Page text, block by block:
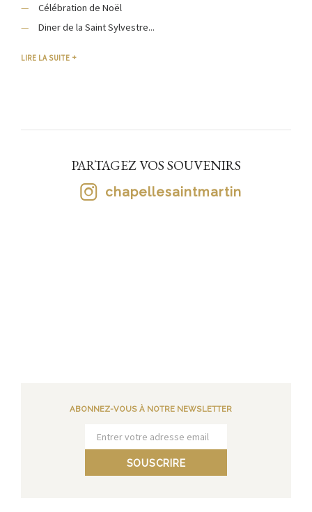
Célébration de Noël
Diner de la Saint Sylvestre...
LIRE LA SUITE
PARTAGEZ VOS SOUVENIRS
chapellesaintmartin
ABONNEZ-VOUS À NOTRE NEWSLETTER
SOUSCRIRE